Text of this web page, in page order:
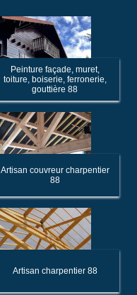
Peinture façade, muret,
toiture, boiserie, ferronerie,
gouttière 88
Artisan couvreur charpentier
88
Artisan charpentier 88